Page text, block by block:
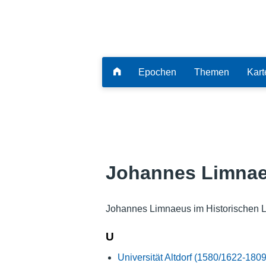
Epochen Themen
Johannes
Johannes Limnaeus im Historischen
U
Universität Altdorf (1580/1622-